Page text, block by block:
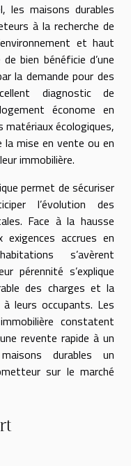
les maisons durables
à la recherche de
et haut
bien bénéficie d’une
la demande pour des
diagnostic de
économe en
écologiques,
mise en vente ou en
immobilière.
permet de sécuriser
l’évolution des
Face à la hausse
accrues en
s’avèrent
pérennité s’explique
des charges et la
leurs occupants. Les
constatent
revente rapide à un
durables un
sur le marché